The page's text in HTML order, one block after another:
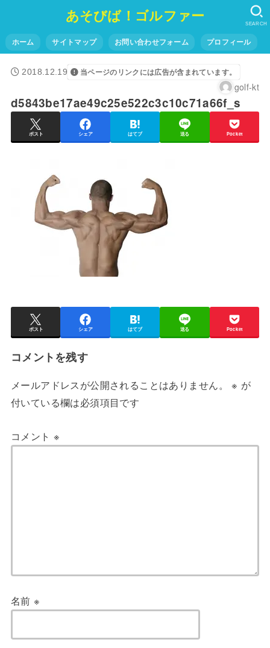
あそびば！ゴルファー
ホーム サイトマップ お問い合わせフォーム プロフィール
SEARCH
2018.12.19 当ページのリンクには広告が含まれています。
golf-kt
d5843be17ae49c25e522c3c10c71a66f_s
ポスト シェア はてブ 送る Pocket
ポスト シェア はてブ 送る Pocket
コメントを残す
メールアドレスが公開されることはありません。 ※ が
付いている欄は必須項目です
コメント ※
名前※